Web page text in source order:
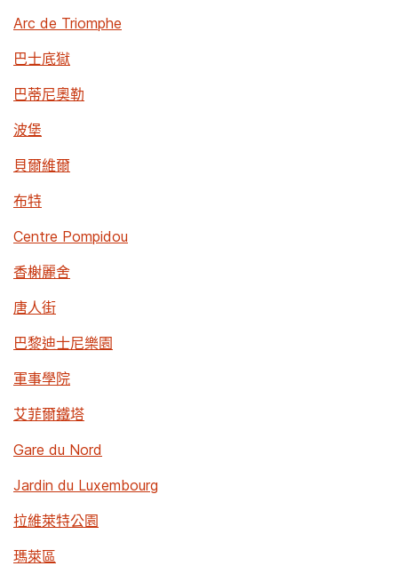
Arc de Triomphe
巴士底獄
巴蒂尼奧勒
波堡
貝爾維爾
布特
Centre Pompidou
香榭麗舍
唐人街
巴黎迪士尼樂園
軍事學院
艾菲爾鐵塔
Gare du Nord
Jardin du Luxembourg
拉維萊特公園
瑪萊區